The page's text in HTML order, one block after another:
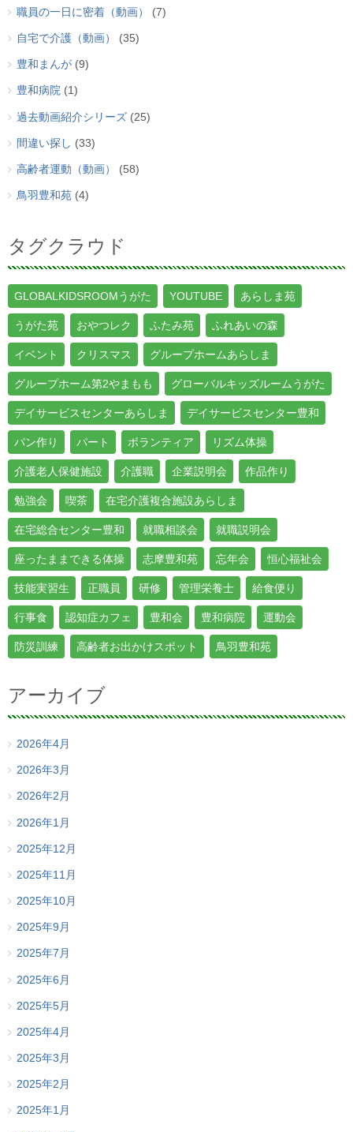
職員の一日に密着（動画） (7)
自宅で介護（動画） (35)
豊和まんが (9)
豊和病院 (1)
過去動画紹介シリーズ (25)
間違い探し (33)
高齢者運動（動画） (58)
鳥羽豊和苑 (4)
タグクラウド
GLOBALKIDSROOMうがた YOUTUBE あらしま苑
うがた苑 おやつレク ふたみ苑 ふれあいの森
イベント クリスマス グループホームあらしま
グループホーム第2やまもも グローバルキッズルームうがた
デイサービスセンターあらしま デイサービスセンター豊和
パン作り パート ボランティア リズム体操
介護老人保健施設 介護職 企業説明会 作品作り
勉強会 喫茶 在宅介護複合施設あらしま
在宅総合センター豊和 就職相談会 就職説明会
座ったままできる体操 志摩豊和苑 忘年会 恒心福祉会
技能実習生 正職員 研修 管理栄養士 給食便り
行事食 認知症カフェ 豊和会 豊和病院 運動会
防災訓練 高齢者お出かけスポット 鳥羽豊和苑
アーカイブ
2026年4月
2026年3月
2026年2月
2026年1月
2025年12月
2025年11月
2025年10月
2025年9月
2025年7月
2025年6月
2025年5月
2025年4月
2025年3月
2025年2月
2025年1月